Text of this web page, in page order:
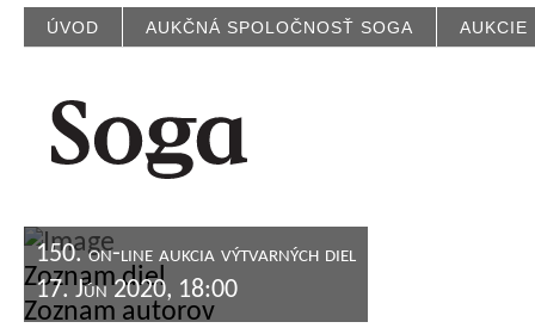
ÚVOD AUKČNÁ SPOLOČNOSŤ SOGA AUKCIE
150. on-line aukcia výtvarných diel
17. Jún 2020, 18:00
Zoznam diel
Zoznam autorov